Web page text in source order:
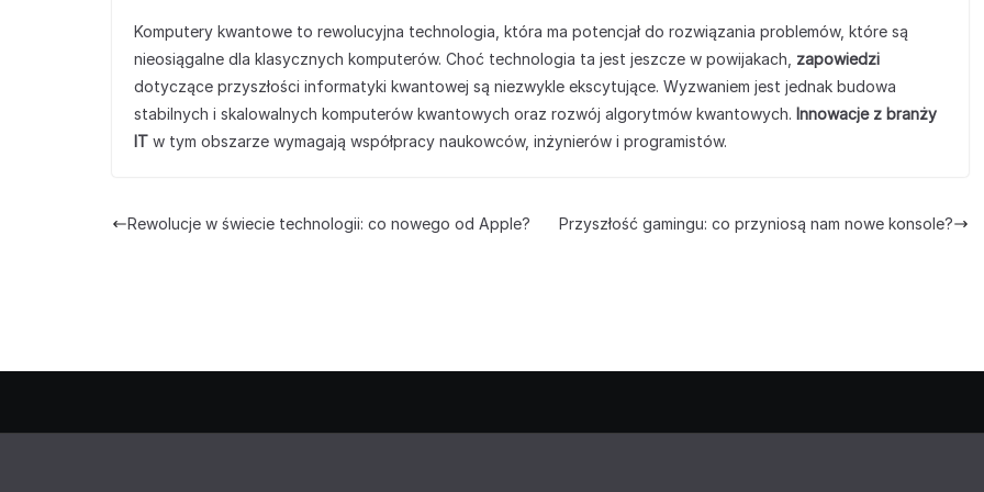
Komputery kwantowe to rewolucyjna technologia, która ma potencjał do rozwiązania problemów, które są
nieosiągalne dla klasycznych komputerów. Choć technologia ta jest jeszcze w powijakach, zapowiedzi
dotyczące przyszłości informatyki kwantowej są niezwykle ekscytujące. Wyzwaniem jest jednak budowa
stabilnych i skalowalnych komputerów kwantowych oraz rozwój algorytmów kwantowych. Innowacje z branży
IT w tym obszarze wymagają współpracy naukowców, inżynierów i programistów.
Rewolucje w świecie technologii: co nowego od Apple? Przyszłość gamingu: co przyniosą nam nowe konsole?